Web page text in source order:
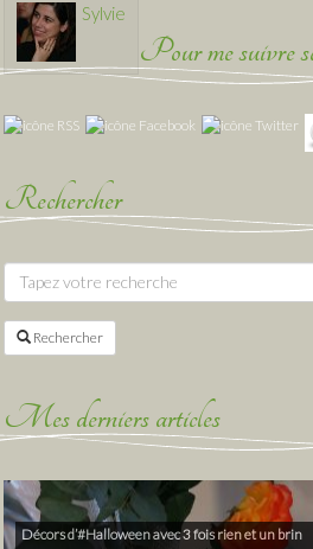
Sylvie
Pour me suivre
Rechercher
Rechercher
Mes derniers articles
Décors d’#Halloween avec 3 fois rien et un brin